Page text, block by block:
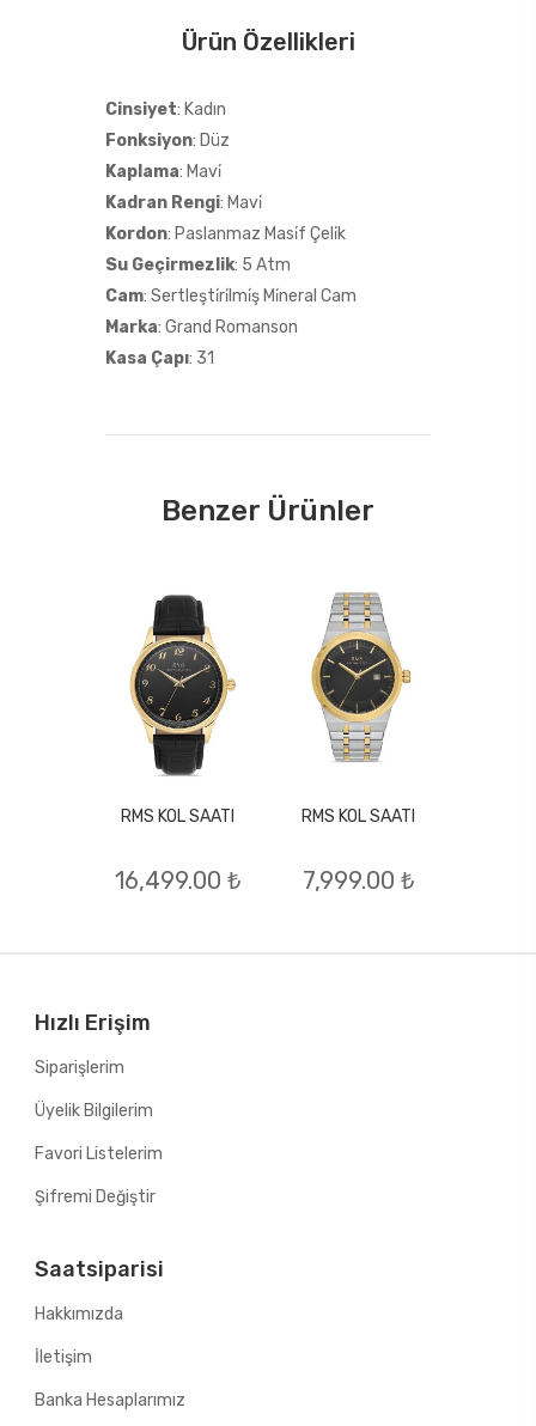
Ürün Özellikleri
Cinsiyet: Kadın
Fonksiyon: Düz
Kaplama: Mavi̇
Kadran Rengi: Mavi̇
Kordon: Paslanmaz Masi̇f Çeli̇k
Su Geçirmezlik: 5 Atm
Cam: Sertleşti̇ri̇lmi̇ş Mi̇neral Cam
Marka: Grand Romanson
Kasa Çapı: 31
Benzer Ürünler
RMS KOL SAATI
16,499.00 ₺
RMS KOL SAATI
7,999.00 ₺
Hızlı Erişim
Siparişlerim
Üyelik Bilgilerim
Favori Listelerim
Şifremi Değiştir
Saatsiparisi
Hakkımızda
İletişim
Banka Hesaplarımız